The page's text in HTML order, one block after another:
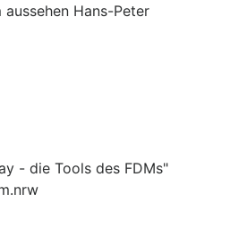
Hans-Peter
- die Tools des FDMs"